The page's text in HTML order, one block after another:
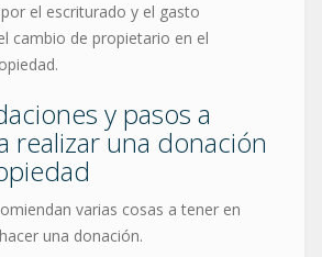
el escriturado y el gasto
cambio de propietario en el
y pasos a
realizar una donación
varias cosas a tener en
una donación.